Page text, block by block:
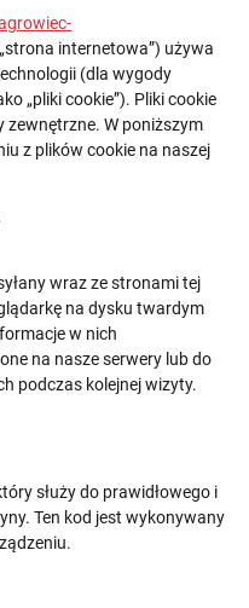
internetowa”) używa
(dla wygody
„pliki cookie”). Pliki cookie
zewnętrzne. W poniższym
z plików cookie na naszej
wraz ze stronami tej
na dysku twardym
w nich
na nasze serwery lub do
podczas kolejnej wizyty.
służy do prawidłowego i
Ten kod jest wykonywany